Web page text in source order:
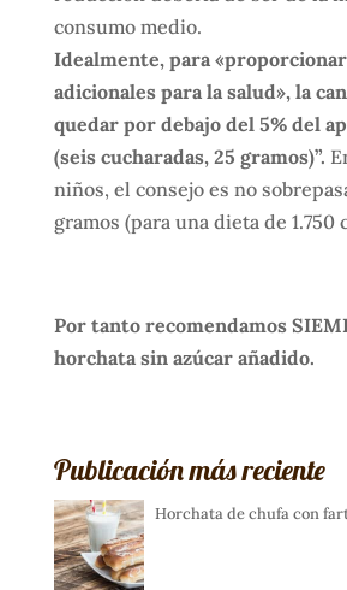
consumo medio.
Idealmente, para
adicionales para la salud», la
quedar por debajo del 5% del
(seis cucharadas, 25 gramos)”.
niños, el consejo es no
gramos (para una dieta de 1.750
Por tanto recomendamos
horchata sin azúcar añadido.
Publicación más reciente
Horchata de chufa con